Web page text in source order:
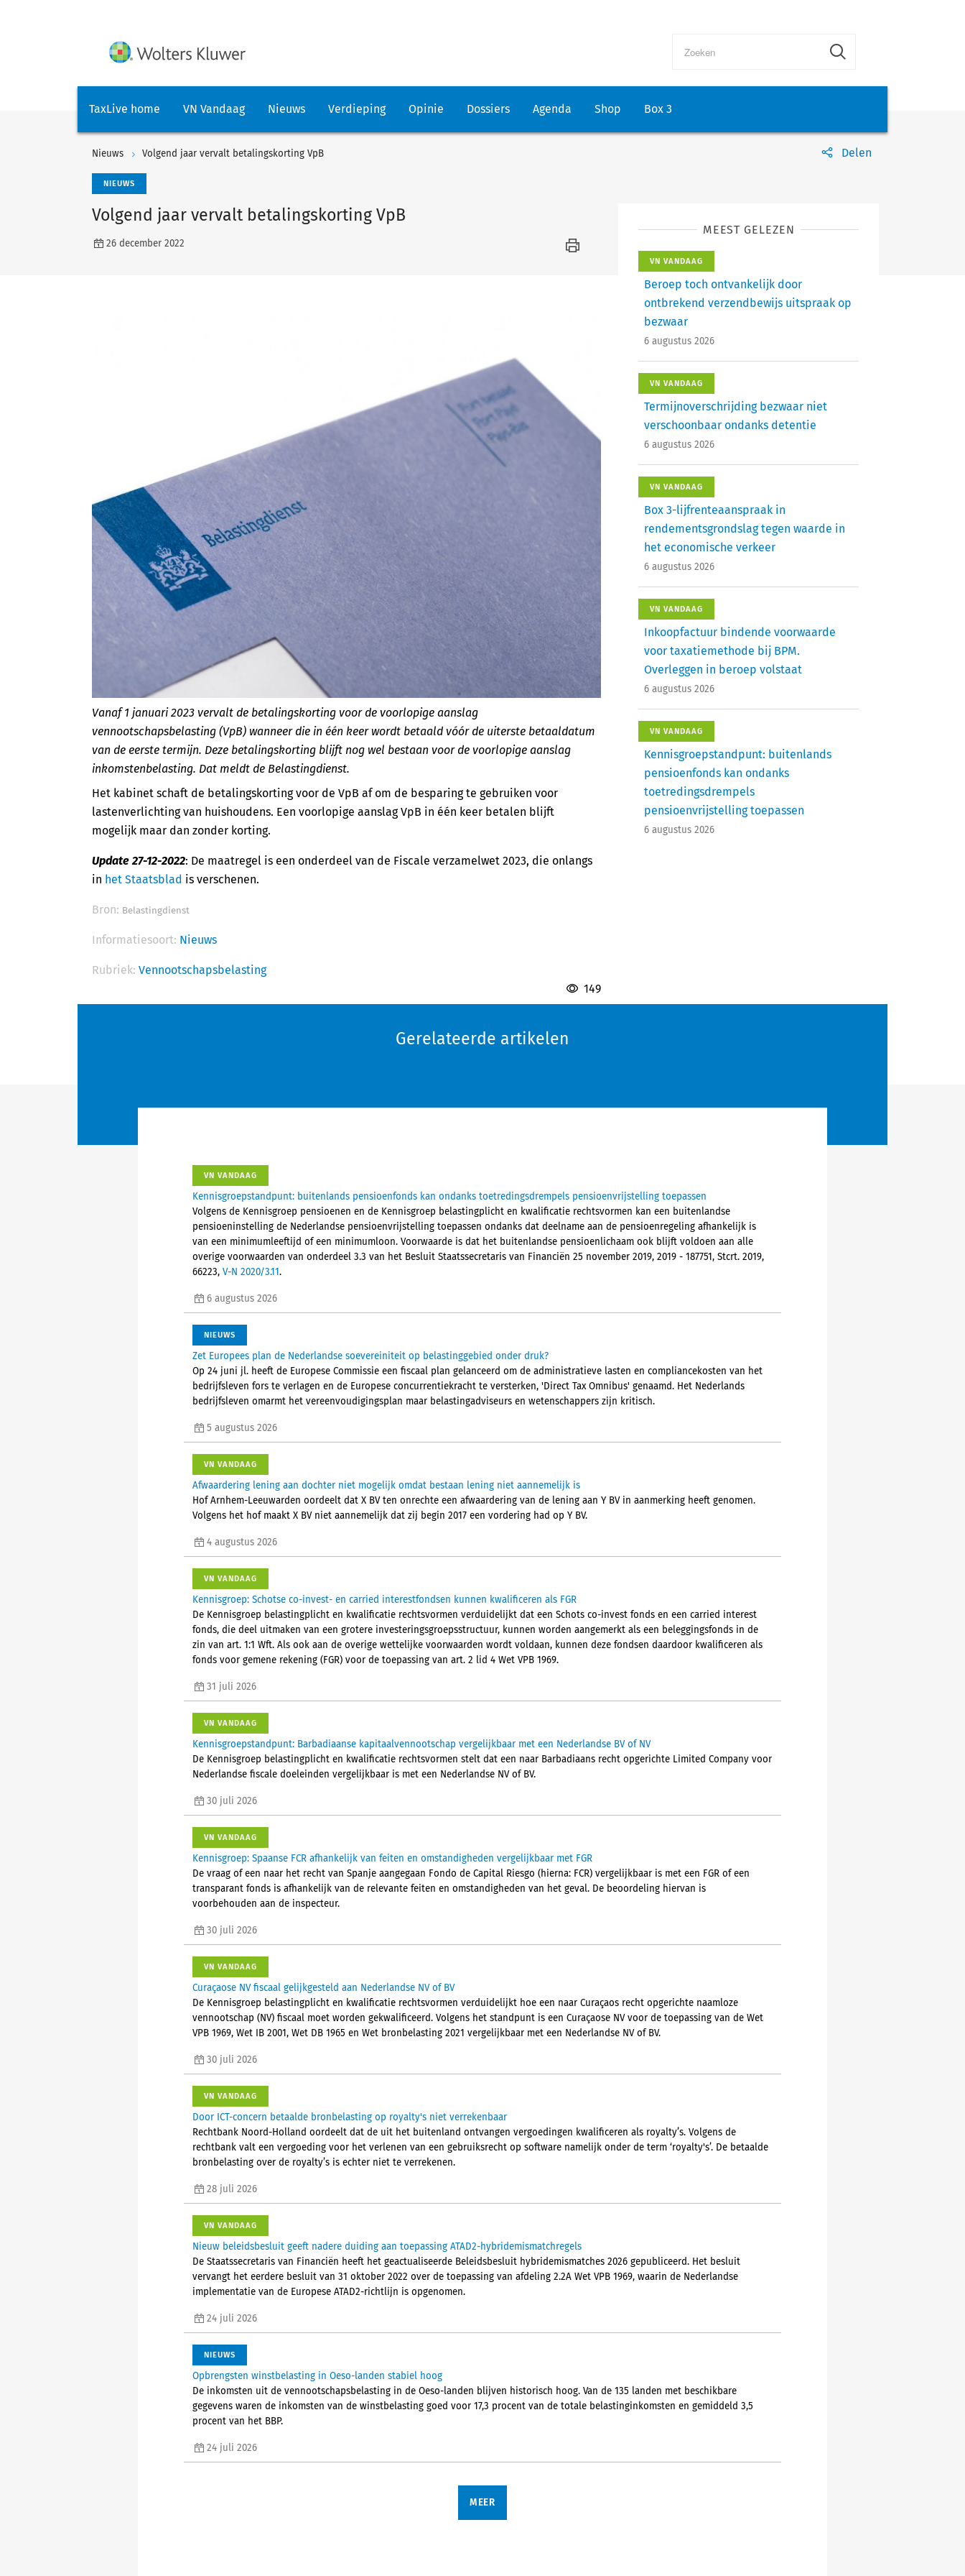
TaxLive home VN Vandaag Nieuws Verdieping Opinie Dossiers Agenda Shop Box 3
Nieuws Volgend jaar vervalt betalingskorting VpB Delen
NIEUWS
Volgend jaar vervalt betalingskorting VpB
26 december 2022
Vanaf 1 januari 2023 vervalt de betalingskorting voor de voorlopige aanslag
vennootschapsbelasting (VpB) wanneer die in één keer wordt betaald vóór de uiterste betaaldatum
van de eerste termijn. Deze betalingskorting blijft nog wel bestaan voor de voorlopige aanslag
inkomstenbelasting. Dat meldt de Belastingdienst.
Het kabinet schaft de betalingskorting voor de VpB af om de besparing te gebruiken voor
lastenverlichting van huishoudens. Een voorlopige aanslag VpB in één keer betalen blijft
mogelijk maar dan zonder korting.
Update 27-12-2022: De maatregel is een onderdeel van de Fiscale verzamelwet 2023, die onlangs
in het Staatsblad is verschenen.
Bron: Belastingdienst
Informatiesoort: Nieuws
Rubriek: Vennootschapsbelasting
149
MEEST GELEZEN
VN VANDAAG
Beroep toch ontvankelijk door
ontbrekend verzendbewijs uitspraak op
bezwaar
6 augustus 2026
VN VANDAAG
Termijnoverschrijding bezwaar niet
verschoonbaar ondanks detentie
6 augustus 2026
VN VANDAAG
Box 3-lijfrenteaanspraak in
rendementsgrondslag tegen waarde in
het economische verkeer
6 augustus 2026
VN VANDAAG
Inkoopfactuur bindende voorwaarde
voor taxatiemethode bij BPM.
Overleggen in beroep volstaat
6 augustus 2026
VN VANDAAG
Kennisgroepstandpunt: buitenlands
pensioenfonds kan ondanks
toetredingsdrempels
pensioenvrijstelling toepassen
6 augustus 2026
Gerelateerde artikelen
VN VANDAAG
Kennisgroepstandpunt: buitenlands pensioenfonds kan ondanks toetredingsdrempels pensioenvrijstelling toepassen
Volgens de Kennisgroep pensioenen en de Kennisgroep belastingplicht en kwalificatie rechtsvormen kan een buitenlandse
pensioeninstelling de Nederlandse pensioenvrijstelling toepassen ondanks dat deelname aan de pensioenregeling afhankelijk is
van een minimumleeftijd of een minimumloon. Voorwaarde is dat het buitenlandse pensioenlichaam ook blijft voldoen aan alle
overige voorwaarden van onderdeel 3.3 van het Besluit Staatssecretaris van Financiën 25 november 2019, 2019 - 187751, Stcrt. 2019,
66223, V-N 2020/3.11.
6 augustus 2026
NIEUWS
Zet Europees plan de Nederlandse soevereiniteit op belastinggebied onder druk?
Op 24 juni jl. heeft de Europese Commissie een fiscaal plan gelanceerd om de administratieve lasten en compliancekosten van het
bedrijfsleven fors te verlagen en de Europese concurrentiekracht te versterken, 'Direct Tax Omnibus' genaamd. Het Nederlands
bedrijfsleven omarmt het vereenvoudigingsplan maar belastingadviseurs en wetenschappers zijn kritisch.
5 augustus 2026
VN VANDAAG
Afwaardering lening aan dochter niet mogelijk omdat bestaan lening niet aannemelijk is
Hof Arnhem-Leeuwarden oordeelt dat X BV ten onrechte een afwaardering van de lening aan Y BV in aanmerking heeft genomen.
Volgens het hof maakt X BV niet aannemelijk dat zij begin 2017 een vordering had op Y BV.
4 augustus 2026
VN VANDAAG
Kennisgroep: Schotse co-invest- en carried interestfondsen kunnen kwalificeren als FGR
De Kennisgroep belastingplicht en kwalificatie rechtsvormen verduidelijkt dat een Schots co-invest fonds en een carried interest
fonds, die deel uitmaken van een grotere investeringsgroepsstructuur, kunnen worden aangemerkt als een beleggingsfonds in de
zin van art. 1:1 Wft. Als ook aan de overige wettelijke voorwaarden wordt voldaan, kunnen deze fondsen daardoor kwalificeren als
fonds voor gemene rekening (FGR) voor de toepassing van art. 2 lid 4 Wet VPB 1969.
31 juli 2026
VN VANDAAG
Kennisgroepstandpunt: Barbadiaanse kapitaalvennootschap vergelijkbaar met een Nederlandse BV of NV
De Kennisgroep belastingplicht en kwalificatie rechtsvormen stelt dat een naar Barbadiaans recht opgerichte Limited Company voor
Nederlandse fiscale doeleinden vergelijkbaar is met een Nederlandse NV of BV.
30 juli 2026
VN VANDAAG
Kennisgroep: Spaanse FCR afhankelijk van feiten en omstandigheden vergelijkbaar met FGR
De vraag of een naar het recht van Spanje aangegaan Fondo de Capital Riesgo (hierna: FCR) vergelijkbaar is met een FGR of een
transparant fonds is afhankelijk van de relevante feiten en omstandigheden van het geval. De beoordeling hiervan is
voorbehouden aan de inspecteur.
30 juli 2026
VN VANDAAG
Curaçaose NV fiscaal gelijkgesteld aan Nederlandse NV of BV
De Kennisgroep belastingplicht en kwalificatie rechtsvormen verduidelijkt hoe een naar Curaçaos recht opgerichte naamloze
vennootschap (NV) fiscaal moet worden gekwalificeerd. Volgens het standpunt is een Curaçaose NV voor de toepassing van de Wet
VPB 1969, Wet IB 2001, Wet DB 1965 en Wet bronbelasting 2021 vergelijkbaar met een Nederlandse NV of BV.
30 juli 2026
VN VANDAAG
Door ICT-concern betaalde bronbelasting op royalty's niet verrekenbaar
Rechtbank Noord-Holland oordeelt dat de uit het buitenland ontvangen vergoedingen kwalificeren als royalty’s. Volgens de
rechtbank valt een vergoeding voor het verlenen van een gebruiksrecht op software namelijk onder de term ‘royalty's’. De betaalde
bronbelasting over de royalty’s is echter niet te verrekenen.
28 juli 2026
VN VANDAAG
Nieuw beleidsbesluit geeft nadere duiding aan toepassing ATAD2-hybridemismatchregels
De Staatssecretaris van Financiën heeft het geactualiseerde Beleidsbesluit hybridemismatches 2026 gepubliceerd. Het besluit
vervangt het eerdere besluit van 31 oktober 2022 over de toepassing van afdeling 2.2A Wet VPB 1969, waarin de Nederlandse
implementatie van de Europese ATAD2-richtlijn is opgenomen.
24 juli 2026
NIEUWS
Opbrengsten winstbelasting in Oeso-landen stabiel hoog
De inkomsten uit de vennootschapsbelasting in de Oeso-landen blijven historisch hoog. Van de 135 landen met beschikbare
gegevens waren de inkomsten van de winstbelasting goed voor 17,3 procent van de totale belastinginkomsten en gemiddeld 3,5
procent van het BBP.
24 juli 2026
MEER